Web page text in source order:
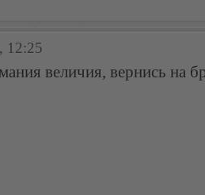
12:25
величия, вернись на